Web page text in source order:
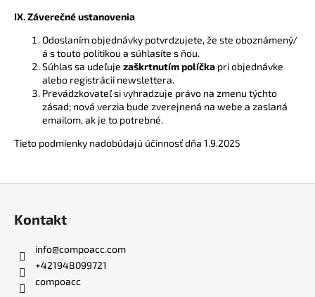
IX. Záverečné ustanovenia
Odoslaním objednávky potvrdzujete, že ste oboznámený/
á s touto politikou a súhlasíte s ňou.
Súhlas sa udeľuje zaškrtnutím políčka pri objednávke
alebo registrácii newslettera.
Prevádzkovateľ si vyhradzuje právo na zmenu týchto
zásad; nová verzia bude zverejnená na webe a zaslaná
emailom, ak je to potrebné.
Tieto podmienky nadobúdajú účinnosť dňa 1.9.2025
Kontakt
info@compoacc.com
+421948099721
compoacc